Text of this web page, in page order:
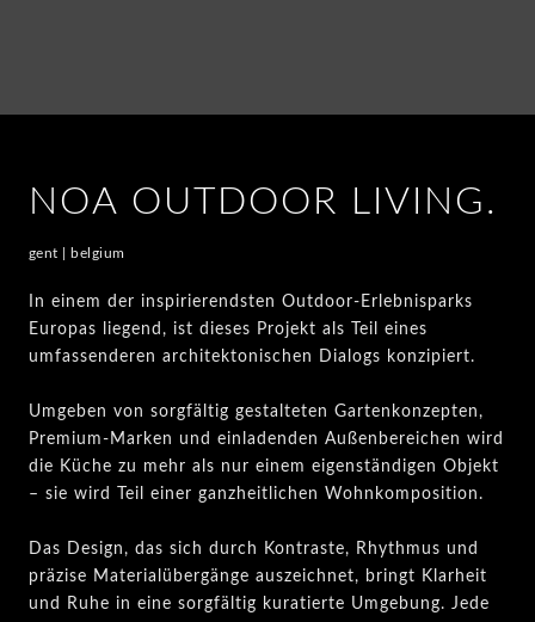
NOA OUTDOOR LIVING.
gent | belgium
In einem der inspirierendsten Outdoor-Erlebnisparks
Europas liegend, ist dieses Projekt als Teil eines
umfassenderen architektonischen Dialogs konzipiert.
Umgeben von sorgfältig gestalteten Gartenkonzepten,
Premium-Marken und einladenden Außenbereichen wird
die Küche zu mehr als nur einem eigenständigen Objekt
– sie wird Teil einer ganzheitlichen Wohnkomposition.
Das Design, das sich durch Kontraste, Rhythmus und
präzise Materialübergänge auszeichnet, bringt Klarheit
und Ruhe in eine sorgfältig kuratierte Umgebung. Jede